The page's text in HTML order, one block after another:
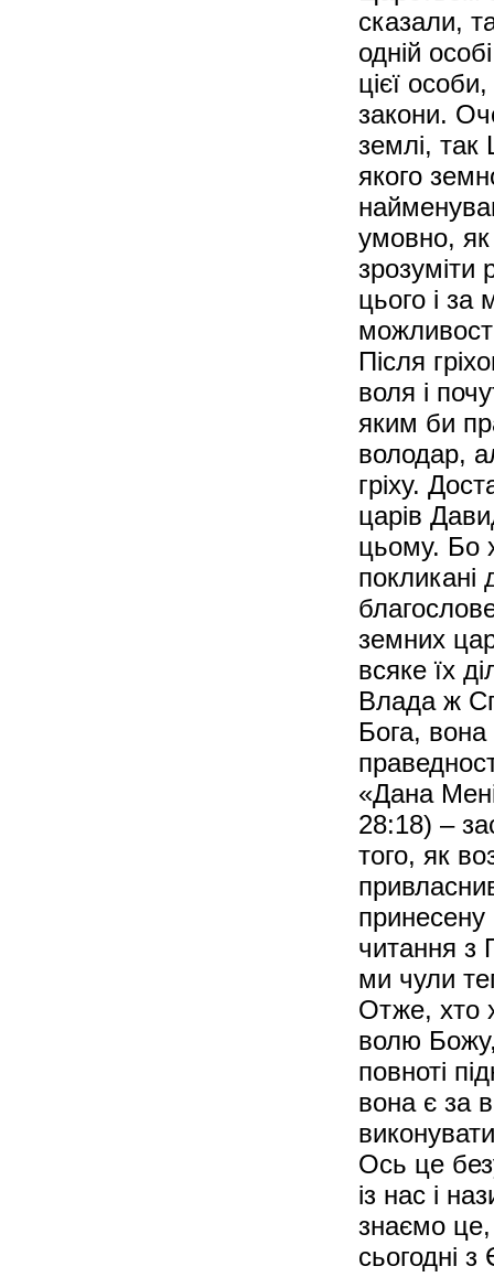
сказали,
одній
цієї
закони.
землі, так
якого
умовно,
зрозуміти
цього і за
Після
воля і
яким би
володар,
гріху.
царів
цьому. Бо
земних
всяке їх
Влада ж
Бога, вона
«Дана
28:18) –
того, як
принесену
читання з
ми чули
Отже, хто
волю
повноті
вона є за
Ось це
із нас і
знаємо це,
сьогодні